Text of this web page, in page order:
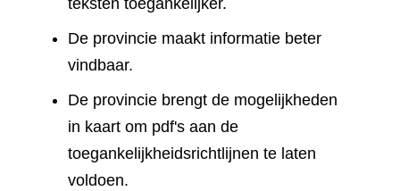
teksten toegankelijker.
De provincie maakt informatie beter
vindbaar.
De provincie brengt de mogelijkheden
in kaart om pdf's aan de
toegankelijkheidsrichtlijnen te laten
voldoen.